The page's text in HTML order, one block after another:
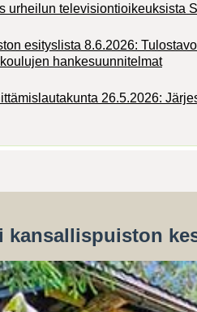
urheilun televisiontioikeuksista
esityslista 8.6.2026:
hankesuunnitelmat
26.5.2026:
kansallispuiston